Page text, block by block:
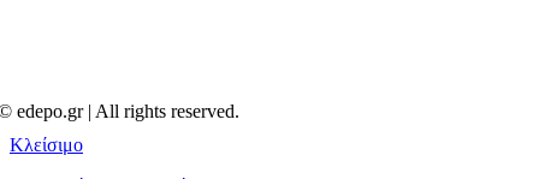
edepo.gr | All rights reserved.
Κλείσιμο